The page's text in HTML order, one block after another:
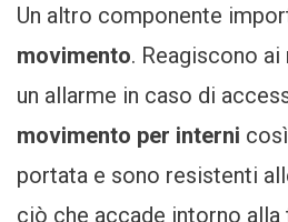
Un altro componente
movimento. Reagiscono
un allarme in caso di
movimento per interni
portata e sono resistenti
ciò che accade intorno alla